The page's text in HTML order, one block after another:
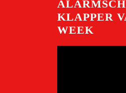
KLAPPER
WEEK